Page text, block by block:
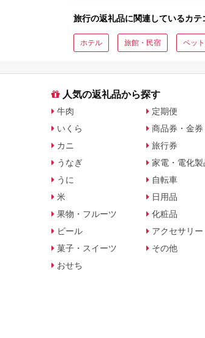
旅行の返礼品に関連しているカテ
ホテル 旅館・民宿 ペッ
人気の返礼品から探す
牛肉
いくら
カニ
うなぎ
うに
米
果物・フルーツ
ビール
菓子・スイーツ
おせち
定期便
商品券・金券
旅行券
家電・電化製
自転車
日用品
化粧品
アクセサリー
その他